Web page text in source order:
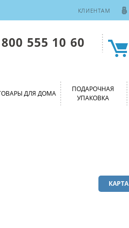
КЛИЕНТАМ
555 10 60
ДЛЯ ДОМА
ПОДАРОЧНАЯ
УПАКОВКА
КАРТА